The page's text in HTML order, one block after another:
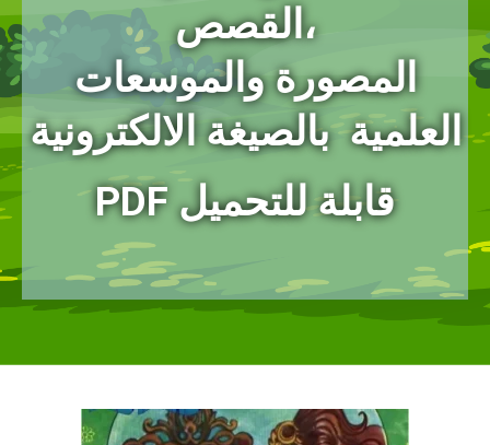
،القصص
المصورةوالموسعات
العلمية بالصيغة الالكترونية
PDF قابلة للتحميل